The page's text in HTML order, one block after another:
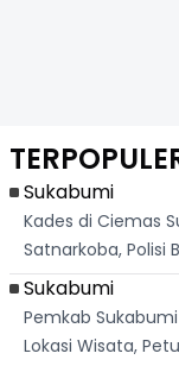
Sukabumi
Kades di Ciemas
Satnarkoba, Polisi
Sukabumi
Pemkab
Lokasi Wisata,